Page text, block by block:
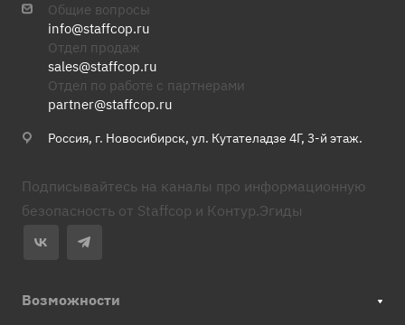
Общие вопросы
info@staffcop.ru
Отдел продаж
sales@staffcop.ru
Отдел по работе с партнерами
partner@staffcop.ru
Россия, г. Новосибирск, ул. Кутателадзе 4Г, 3-й этаж.
Подписывайтесь на каналы про информационную
безопасность от Staffcop и Контур.Эгиды
Возможности